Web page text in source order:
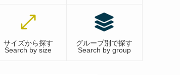
サイズから探す
Search by size
グループ別で探す
Search by group